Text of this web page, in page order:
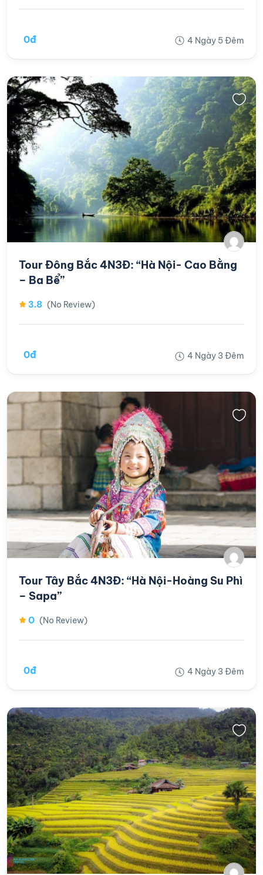
0đ 4 Ngày 5 Đêm
Tour Đông Bắc 4N3Đ: “Hà Nội- Cao Bằng
– Ba Bể”
3.8 (No Review)
0đ 4 Ngày 3 Đêm
Tour Tây Bắc 4N3Đ: “Hà Nội-Hoàng Su Phì
– Sapa”
0 (No Review)
0đ 4 Ngày 3 Đêm